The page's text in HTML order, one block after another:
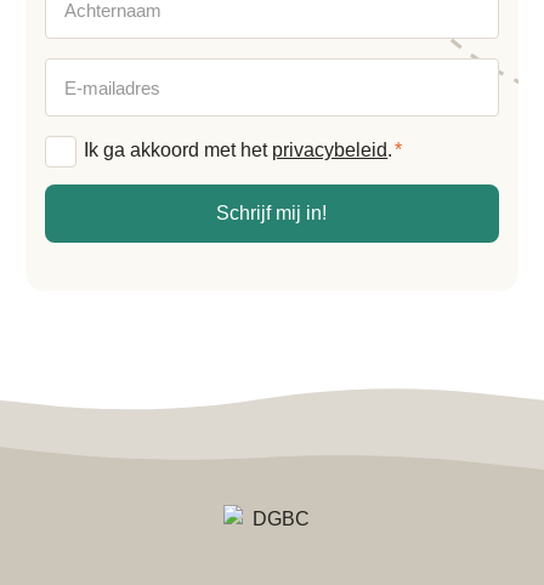
mailadres
Algemene
Ik ga akkoord met het privacybeleid.*
Schrijf mij in!